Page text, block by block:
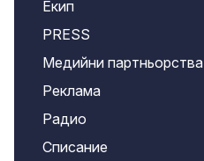
Екип
PRESS
Медийни партньорства
Реклама
Радио
Списание